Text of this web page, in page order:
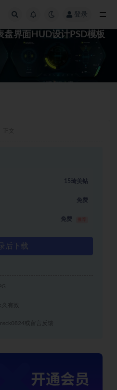
登录
盘界面HUD设计PSD模板
15琦美钻
免费
免费
后下载
久有效
或留言反馈